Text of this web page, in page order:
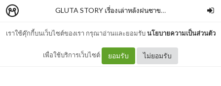
เราใช้คุ๊กกี้บนเว็บไซต์ของเรา กรุณาอ่านและยอมรับนโยบายความเป็นส่วนตัว
เพื่อใช้บริการเว็บไซต์ ยอมรับ ไม่ยอมรับ
GLUTA STORY เรื่องเล่าหลังฝนซาของหมาหลงทาง (10th ANNIVERSARY EDITION)
01